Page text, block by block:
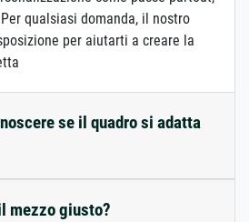
qualsiasi domanda, il nostro
per aiutarti a creare la
se il quadro si adatta
mezzo giusto?